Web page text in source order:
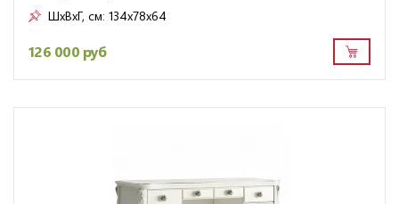
ШxВxГ, см: 134x78x64
126 000 руб